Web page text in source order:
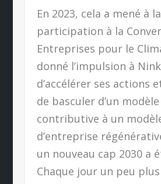
En 2023, cela a mené à la
participation à la
Entreprises pour le
donné l’impulsion à
d’accélérer ses actions
de basculer d’un
contributive à un
d’entreprise
un nouveau cap 2030 a
Chaque jour un peu